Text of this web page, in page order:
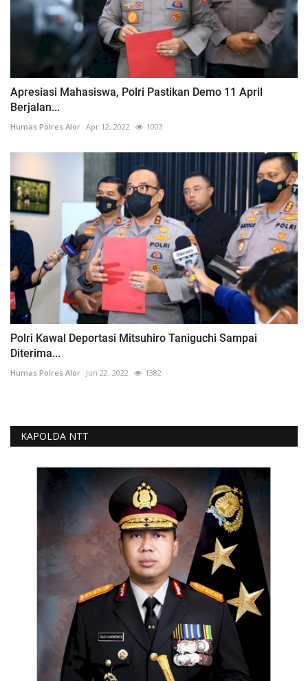
Apresiasi Mahasiswa, Polri Pastikan Demo 11 April
Berjalan...
Humas Polres Alor Apr 12, 2022 1003
Polri Kawal Deportasi Mitsuhiro Taniguchi Sampai
Diterima...
Humas Polres Alor Jun 22, 2022 1382
KAPOLDA NTT